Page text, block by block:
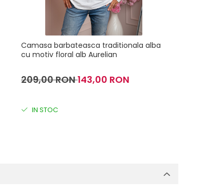
Camasa barbateasca traditionala alba
cu motiv floral alb Aurelian
209,00 RON143,00 RON
IN STOC